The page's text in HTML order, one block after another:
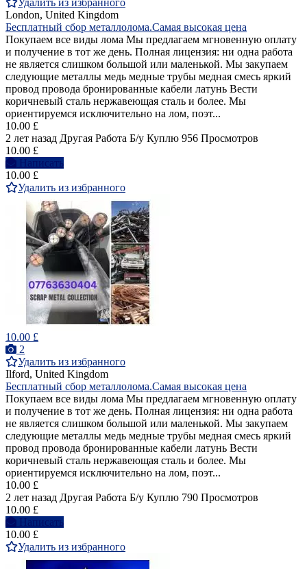
London, United Kingdom
Бесплатный сбор металлолома.Самая высокая цена
Покупаем все виды лома Мы предлагаем мгновенную оплату
и получение в тот же день. Полная лицензия: ни одна работа
не является слишком большой или маленькой. Мы закупаем
следующие металлы медь медные трубы медная смесь яркий
провод провода бронированные кабели латунь Вести
коричневый сталь нержавеющая сталь и более. Мы
ориентируемся исключительно на лом, поэт...
10.00 £
2 лет назад Другая Работа Б/у Куплю 956 Просмотров
10.00 £
Написать
10.00 £
Удалить из избранного
10.00 £
2
Удалить из избранного
Ilford, United Kingdom
Бесплатный сбор металлолома.Самая высокая цена
Покупаем все виды лома Мы предлагаем мгновенную оплату
и получение в тот же день. Полная лицензия: ни одна работа
не является слишком большой или маленькой. Мы закупаем
следующие металлы медь медные трубы медная смесь яркий
провод провода бронированные кабели латунь Вести
коричневый сталь нержавеющая сталь и более. Мы
ориентируемся исключительно на лом, поэт...
10.00 £
2 лет назад Другая Работа Б/у Куплю 790 Просмотров
10.00 £
Написать
10.00 £
Удалить из избранного